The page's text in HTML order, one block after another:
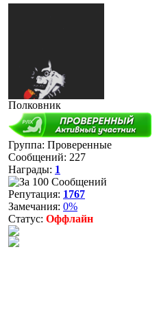
Полковник
Группа: Проверенные
Сообщений: 227
Награды: 1
Репутация: 1767
Замечания: 0%
Статус: Оффлайн